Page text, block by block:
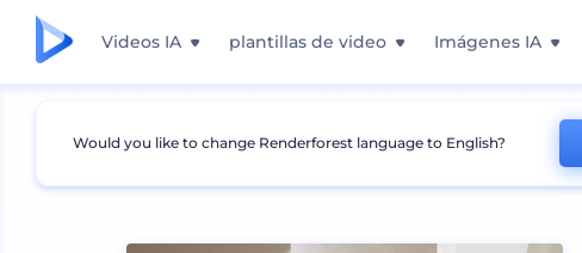
Videos IA plantillas de video Imágenes IA
Mockups Interior Mockup de Habitaciones
Would you like to change Renderforest language to English?